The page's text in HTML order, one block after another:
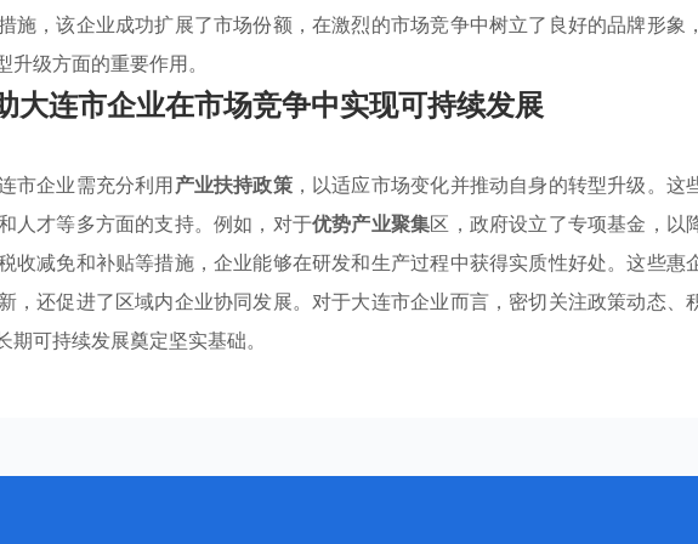
施，该企业成功扩展了市场份额，在激烈的市场竞争中树立了良好的品牌形象，
级方面的重要作用。
大连市企业在市场竞争中实现可持续发展
市企业需充分利用产业扶持政策，以适应市场变化并推动自身的转型升级。这
人才等多方面的支持。例如，对于优势产业聚集区，政府设立了专项基金，以
收减免和补贴等措施，企业能够在研发和生产过程中获得实质性好处。这些惠
，还促进了区域内企业协同发展。对于大连市企业而言，密切关注政策动态、
可持续发展奠定坚实基础。